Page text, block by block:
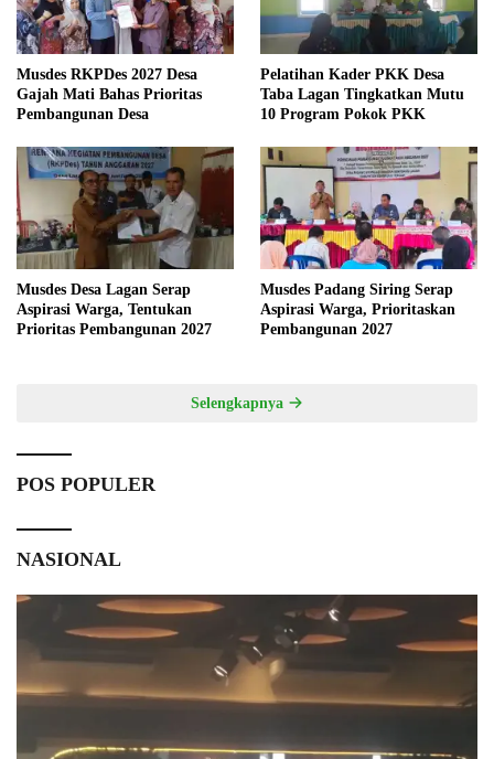
Musdes RKPDes 2027 Desa
Gajah Mati Bahas Prioritas
Pembangunan Desa
Pelatihan Kader PKK Desa
Taba Lagan Tingkatkan Mutu
10 Program Pokok PKK
Musdes Desa Lagan Serap
Aspirasi Warga, Tentukan
Prioritas Pembangunan 2027
Musdes Padang Siring Serap
Aspirasi Warga, Prioritaskan
Pembangunan 2027
Selengkapnya
POS POPULER
NASIONAL